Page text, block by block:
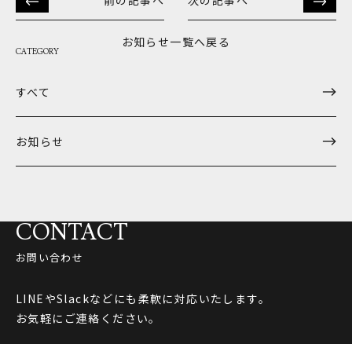
お知らせ一覧へ戻る
CATEGORY
すべて
お知らせ
CONTACT
お問い合わせ
LINEやSlackなどにも柔軟に対応いたします。
お気軽にご連絡ください。